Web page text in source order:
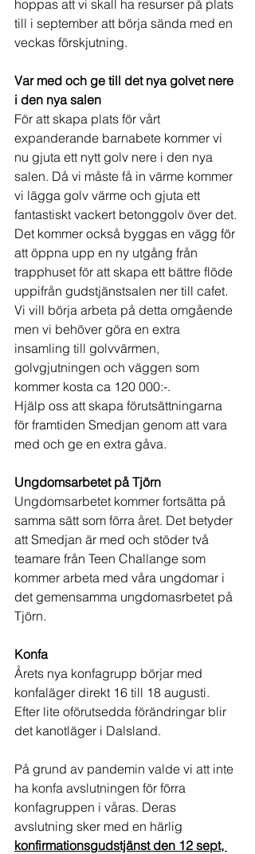
hoppas att vi skall ha resurser på plats
till i september att börja sända med en
veckas förskjutning.
Var med och ge till det nya golvet nere
i den nya salen
För att skapa plats för vårt
expanderande barnabete kommer vi
nu gjuta ett nytt golv nere i den nya
salen. Då vi måste få in värme kommer
vi lägga golv värme och gjuta ett
fantastiskt vackert betonggolv över det.
Det kommer också byggas en vägg för
att öppna upp en ny utgång från
trapphuset för att skapa ett bättre flöde
uppifrån gudstjänstsalen ner till cafet.
Vi vill börja arbeta på detta omgående
men vi behöver göra en extra
insamling till golvvärmen,
golvgjutningen och väggen som
kommer kosta ca 120 000:-.
Hjälp oss att skapa förutsättningarna
för framtiden Smedjan genom att vara
med och ge en extra gåva.
Ungdomsarbetet på Tjörn
Ungdomsarbetet kommer fortsätta på
samma sätt som förra året. Det betyder
att Smedjan är med och stöder två
teamare från Teen Challange som
kommer arbeta med våra ungdomar i
det gemensamma ungdomasrbetet på
Tjörn.
Konfa
Årets nya konfagrupp börjar med
konfaläger direkt 16 till 18 augusti.
Efter lite oförutsedda förändringar blir
det kanotläger i Dalsland.
På grund av pandemin valde vi att inte
ha konfa avslutningen för förra
konfagruppen i våras. Deras
avslutning sker med en härlig
konfirmationsgudstjänst den 12 sept,